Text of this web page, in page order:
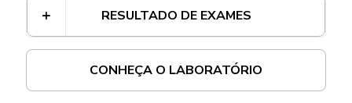
RESULTADO DE EXAMES
CONHEÇA O LABORATÓRIO